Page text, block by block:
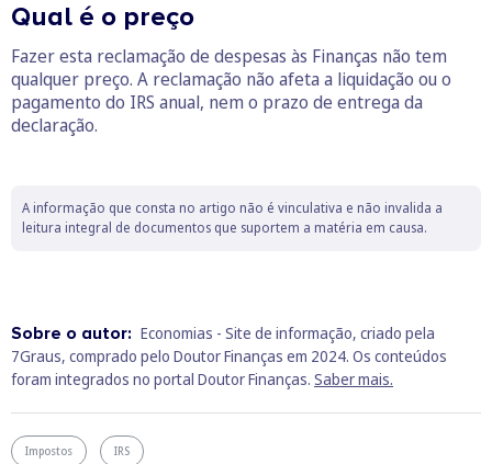
Qual é o preço
Fazer esta reclamação de despesas às Finanças não tem
qualquer preço. A reclamação não afeta a liquidação ou o
pagamento do IRS anual, nem o prazo de entrega da
declaração.
A informação que consta no artigo não é vinculativa e não invalida a
leitura integral de documentos que suportem a matéria em causa.
Sobre o autor: Economias - Site de informação, criado pela
7Graus, comprado pelo Doutor Finanças em 2024. Os conteúdos
foram integrados no portal Doutor Finanças. Saber mais.
Impostos IRS